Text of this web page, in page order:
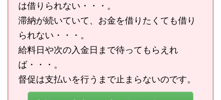
は借りられない・・・。
滞納が続いていて、お金を借りたくても借り
られない・・・。
給料日や次の入金日まで待ってもらえれ
ば・・・。
督促は支払いを行うまで止まらないのです。